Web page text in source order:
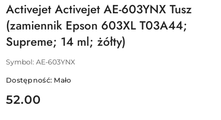
Activejet Activejet AE-603YNX Tusz
(zamiennik Epson 603XL T03A44;
Supreme; 14 ml; żółty)
Symbol: AE-603YNX
Dostępność: Mało
cena:
52.00